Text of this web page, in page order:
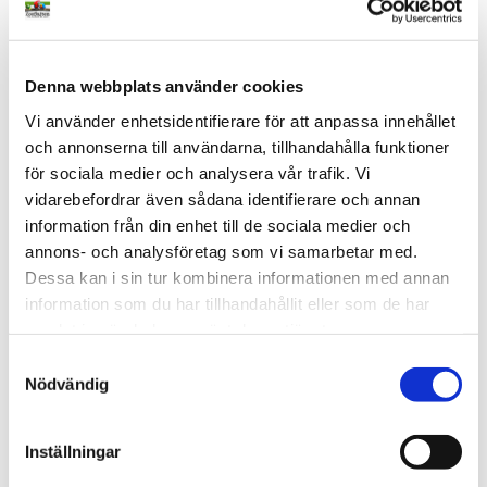
Denna webbplats använder cookies
Vi använder enhetsidentifierare för att anpassa innehållet
och annonserna till användarna, tillhandahålla funktioner
för sociala medier och analysera vår trafik. Vi
vidarebefordrar även sådana identifierare och annan
information från din enhet till de sociala medier och
annons- och analysföretag som vi samarbetar med.
Dessa kan i sin tur kombinera informationen med annan
information som du har tillhandahållit eller som de har
Nödvändig
Inställningar
Frukthållare
20 cm lång pinne som man
49
i lager
Fyrkantig spegel - Small
Plastspegel med klingande
klocka. Hängs enkelt i buren.
Finns i rosa och mintgrön. För
lek och stimulans.
Från kr
i lager
Lägg till i favoriter
NYHET
Lägg